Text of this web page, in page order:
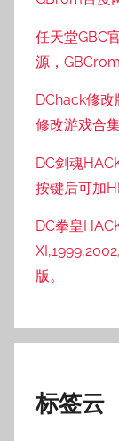
任天堂GBC
源，
DChack修
修改游戏合
DC剑魂
按键后可加
DC拳皇
版。
标签云